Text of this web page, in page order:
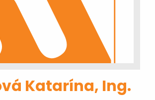
Katarína, Ing.